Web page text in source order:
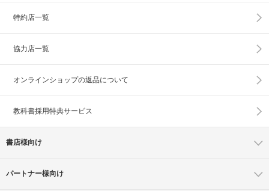
特約店一覧
協力店一覧
オンラインショップの返品について
教科書採用特典サービス
書店様向け
パートナー様向け